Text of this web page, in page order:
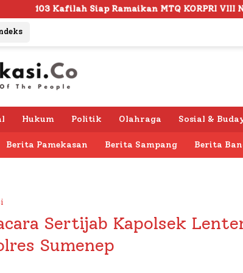
MTQ KORPRI VIII Nasional di Sulsel, 1.024
Hukum Politik Olahraga Sosial &
Berita Pamekasan Berita Sampang Berita
Sertijab Kapolsek
Sumenep